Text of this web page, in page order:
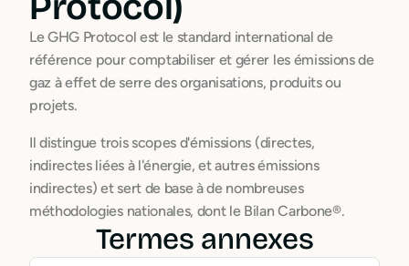
Le GHG Protocol est le standard international de
référence pour comptabiliser et gérer les émissions de
gaz à effet de serre des organisations, produits ou
projets.
Il distingue trois scopes d'émissions (directes,
indirectes liées à l'énergie, et autres émissions
indirectes) et sert de base à de nombreuses
méthodologies nationales, dont le Bilan Carbone®.
Termes annexes